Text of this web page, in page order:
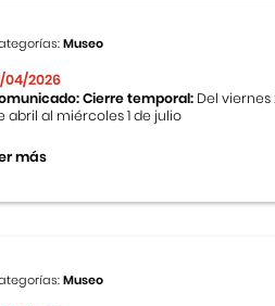
Museo
04/2026
Cierre temporal: Del viernes
abril al miércoles 1 de julio
más
Museo